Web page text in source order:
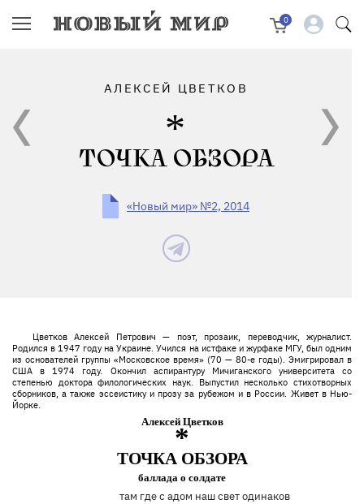
0
АЛЕКСЕЙ ЦВЕТКОВ
ТОЧКА ОБЗОРА
«Новый мир» №2, 2014
Цветков Алексей Петрович — поэт, прозаик, переводчик, журналист.
Родился в 1947 году на Украине. Учился на истфаке и журфаке МГУ, был одним
из основателей группы «Московское время» (70 — 80-е годы). Эмигрировал в
США в 1974 году. Окончил аспирантуру Мичиганского университета со
степенью доктора филологических наук. Выпустил несколько стихотворных
сборников, а также эссеистику и прозу за рубежом и в России. Живет в Нью-
Йорке.
Алексей Цветков
*
ТОЧКА ОБЗОРА
баллада о солдате
там где с адом наш свет одинаков